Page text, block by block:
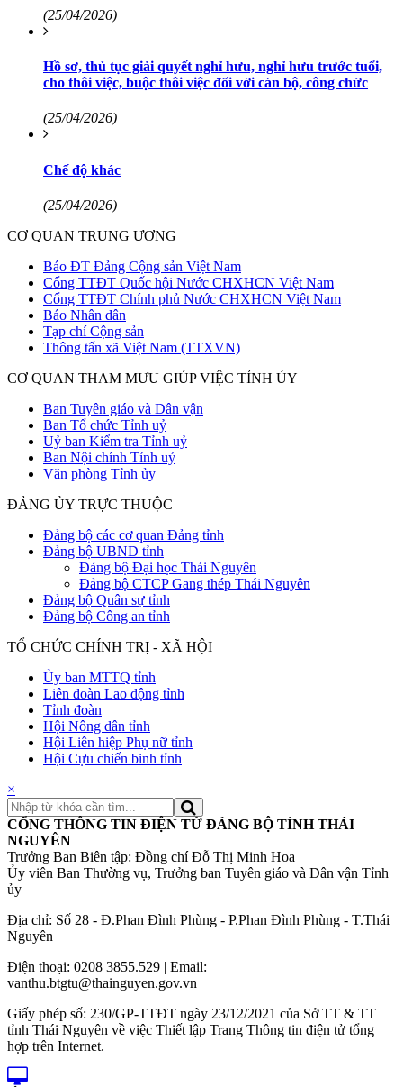
(25/04/2026)
Hồ sơ, thủ tục giải quyết nghỉ hưu, nghỉ hưu trước tuổi,
cho thôi việc, buộc thôi việc đối với cán bộ, công chức
(25/04/2026)
Chế độ khác
(25/04/2026)
CƠ QUAN TRUNG ƯƠNG
Báo ĐT Đảng Cộng sản Việt Nam
Cổng TTĐT Quốc hội Nước CHXHCN Việt Nam
Cổng TTĐT Chính phủ Nước CHXHCN Việt Nam
Báo Nhân dân
Tạp chí Cộng sản
Thông tấn xã Việt Nam (TTXVN)
CƠ QUAN THAM MƯU GIÚP VIỆC TỈNH ỦY
Ban Tuyên giáo và Dân vận
Ban Tổ chức Tỉnh uỷ
Uỷ ban Kiểm tra Tỉnh uỷ
Ban Nội chính Tỉnh uỷ
Văn phòng Tỉnh ủy
ĐẢNG ỦY TRỰC THUỘC
Đảng bộ các cơ quan Đảng tỉnh
Đảng bộ UBND tỉnh
Đảng bộ Đại học Thái Nguyên
Đảng bộ CTCP Gang thép Thái Nguyên
Đảng bộ Quân sự tỉnh
Đảng bộ Công an tỉnh
TỔ CHỨC CHÍNH TRỊ - XÃ HỘI
Ủy ban MTTQ tỉnh
Liên đoàn Lao động tỉnh
Tỉnh đoàn
Hội Nông dân tỉnh
Hội Liên hiệp Phụ nữ tỉnh
Hội Cựu chiến binh tỉnh
×
CỔNG THÔNG TIN ĐIỆN TỬ ĐẢNG BỘ TỈNH THÁI
NGUYÊN
Trưởng Ban Biên tập: Đồng chí Đỗ Thị Minh Hoa
Ủy viên Ban Thường vụ, Trưởng ban Tuyên giáo và Dân vận Tỉnh
ủy
Địa chỉ: Số 28 - Đ.Phan Đình Phùng - P.Phan Đình Phùng - T.Thái
Nguyên
Điện thoại: 0208 3855.529 | Email:
vanthu.btgtu@thainguyen.gov.vn
Giấy phép số: 230/GP-TTĐT ngày 23/12/2021 của Sở TT & TT
tỉnh Thái Nguyên về việc Thiết lập Trang Thông tin điện tử tổng
hợp trên Internet.